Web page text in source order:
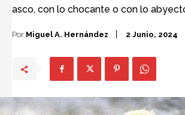
asco, con lo chocante o con lo
Por Miguel A. Hernández 2 Junio, 2024